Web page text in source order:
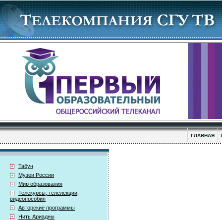
ГЛАВНАЯ
Табун
Музеи России
Мир образования
Телекурсы, телелекции,
видеопособия
Авторские программы
Нить Ариадны